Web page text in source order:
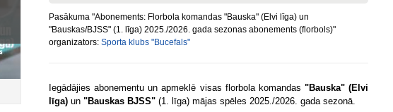
Pasākuma "Abonements: Florbola komandas "Bauska" (Elvi līga) un
"Bauskas/BJSS" (1. līga) 2025./2026. gada sezonas abonements (florbols)"
organizators: Sporta klubs "Bucefals"
Iegādājies abonementu un apmeklē visas florbola komandas "Bauska" (Elvi
līga) un "Bauskas BJSS" (1. līga) mājas spēles 2025./2026. gada sezonā.